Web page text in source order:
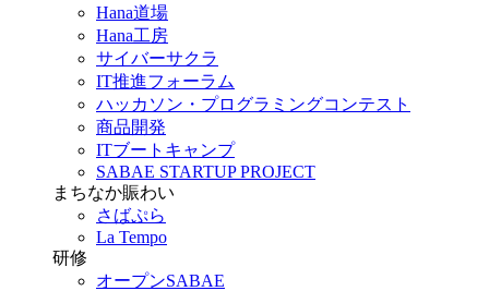
Hana道場
Hana工房
サイバーサクラ
IT推進フォーラム
ハッカソン・プログラミングコンテスト
商品開発
ITブートキャンプ
SABAE STARTUP PROJECT
まちなか賑わい
さばぷら
La Tempo
研修
オープンSABAE